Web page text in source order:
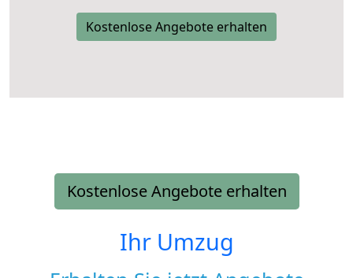
Kostenlose Angebote erhalten
Kostenlose Angebote erhalten
Ihr Umzug